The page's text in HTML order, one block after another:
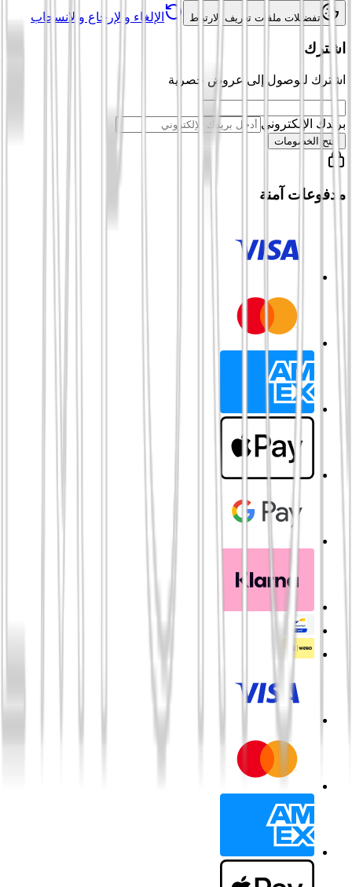
تفضيلات ملفات تعريف الارتباط الإلغاء والإرجاع والانسحاب
اشترك
اشترك للوصول إلى عروض حصرية
بريدك الإلكتروني
افتح الخصومات
مدفوعات آمنة